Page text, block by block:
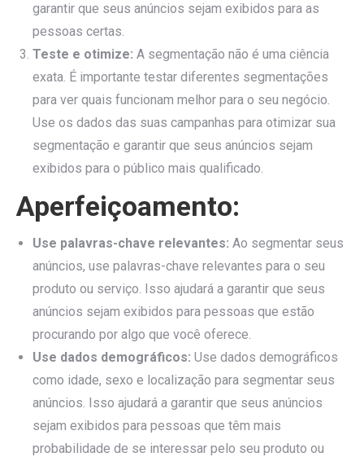
garantir que seus anúncios sejam exibidos para as
pessoas certas.
Teste e otimize: A segmentação não é uma ciência
exata. É importante testar diferentes segmentações
para ver quais funcionam melhor para o seu negócio.
Use os dados das suas campanhas para otimizar sua
segmentação e garantir que seus anúncios sejam
exibidos para o público mais qualificado.
Aperfeiçoamento:
Use palavras-chave relevantes: Ao segmentar seus
anúncios, use palavras-chave relevantes para o seu
produto ou serviço. Isso ajudará a garantir que seus
anúncios sejam exibidos para pessoas que estão
procurando por algo que você oferece.
Use dados demográficos: Use dados demográficos
como idade, sexo e localização para segmentar seus
anúncios. Isso ajudará a garantir que seus anúncios
sejam exibidos para pessoas que têm mais
probabilidade de se interessar pelo seu produto ou